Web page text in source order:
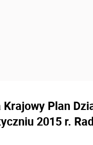
Plan
2015 r.